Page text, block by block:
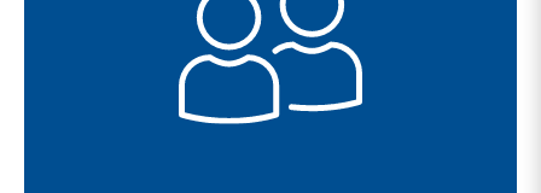
Bei KMG sind Sie ein Teil eines familiären Teams. Wir
arbeiten miteinander und füreinander für die Gesundheit
unserer Patient*innen und Bewohner*innen.